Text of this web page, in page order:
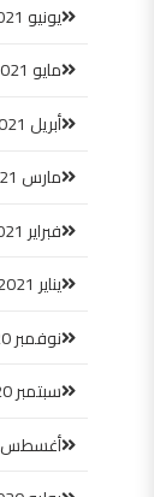
يونيو 2021
مايو 2021
أبريل 2021
مارس 2021
فبراير 2021
يناير 2021
نوفمبر 2020
سبتمبر 2020
أغسطس 2020